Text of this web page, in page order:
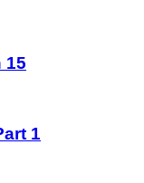
15
1